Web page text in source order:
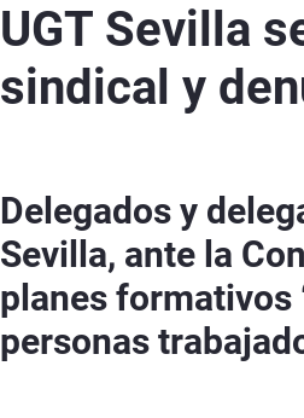
UGT Sevilla
sindical y
Delegados y
Sevilla, ante la
planes formativos
personas